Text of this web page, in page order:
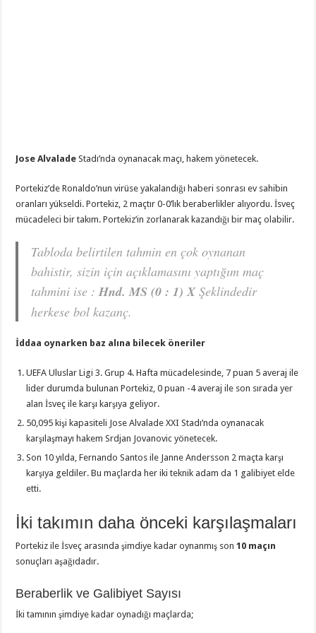
Jose Alvalade Stadı’nda oynanacak maçı, hakemyönetecek.
Portekiz’de Ronaldo’nun virüse yakalandığı haberi sonrası ev sahibin
oranları yükseldi. Portekiz, 2 maçtır 0-0’lık beraberlikler alıyordu. İsveç
mücadeleci bir takım. Portekiz’in zorlanarak kazandığı bir maç olabilir.
Tabloda belirtilen tahmin en çok oynanan
bahistir, sizin için açıklamasını yaptığım maç
tahmini ise :Hnd. MS (0 : 1) XŞeklindedir
herkese bol kazanç.
İddaa oynarken baz alına bilecek öneriler
UEFA Uluslar Ligi 3. Grup 4. Hafta mücadelesinde, 7 puan 5 averaj ile
lider durumda bulunan Portekiz, 0 puan -4 averaj ile son sırada yer
alan İsveç ile karşı karşıya geliyor.
50,095 kişi kapasiteli Jose Alvalade XXI Stadı’nda oynanacak
karşılaşmayı hakem Srdjan Jovanovic yönetecek.
Son 10 yılda, Fernando Santos ile Janne Andersson 2 maçta karşı
karşıya geldiler. Bu maçlarda her iki teknik adam da 1 galibiyet elde
etti.
İki takımın daha önceki karşılaşmaları
Portekiz ile İsveç arasında şimdiye kadar oynanmış son10 maçın
sonuçları aşağıdadır.
Beraberlik ve Galibiyet Sayısı
İki tamının şimdiye kadar oynadığı maçlarda;